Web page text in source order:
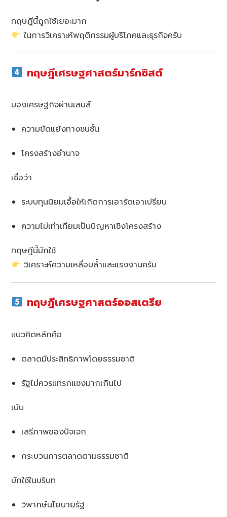
ทฤษฎีนี้ถูกใช้เยอะมาก
ในการวิเคราะห์พฤติกรรมผู้บริโภคและธุรกิจครับ
ทฤษฎีเศรษฐศาสตร์มาร์กซิสต์
มองเศรษฐกิจผ่านเลนส์
ความขัดแย้งทางชนชั้น
โครงสร้างอำนาจ
เชื่อว่า
ระบบทุนนิยมเอื้อให้เกิดการเอารัดเอาเปรียบ
ความไม่เท่าเทียมเป็นปัญหาเชิงโครงสร้าง
ทฤษฎีนี้มักใช้
วิเคราะห์ความเหลื่อมล้ำและแรงงานครับ
ทฤษฎีเศรษฐศาสตร์ออสเตรีย
แนวคิดหลักคือ
ตลาดมีประสิทธิภาพโดยธรรมชาติ
รัฐไม่ควรแทรกแซงมากเกินไป
เน้น
เสรีภาพของปัจเจก
กระบวนการตลาดตามธรรมชาติ
มักใช้ในบริบท
วิพากษ์นโยบายรัฐ